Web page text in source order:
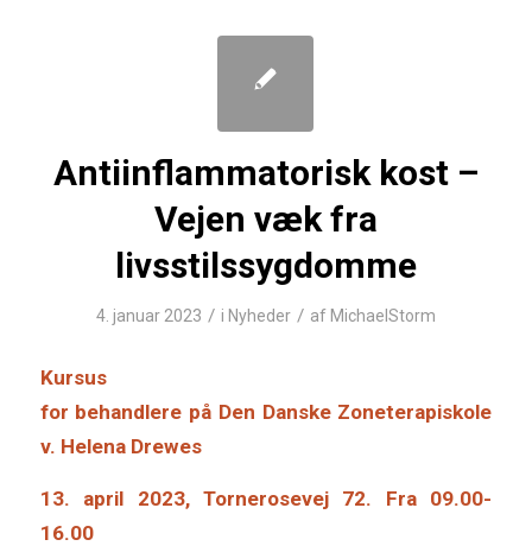
Antiinflammatorisk kost –
Vejen væk fra
livsstilssygdomme
4. januar 2023 / i Nyheder / af MichaelStorm
Kursus
for behandlere på Den Danske Zoneterapiskole
v. Helena Drewes
13. april 2023, Tornerosevej 72. Fra 09.00-
16.00